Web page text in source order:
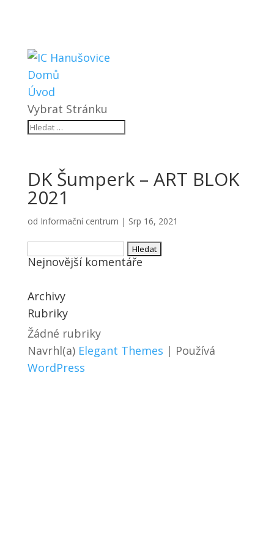
Domů
Úvod
Vybrat Stránku
DK Šumperk – ART BLOK
2021
od Informační centrum | Srp 16, 2021
Vyhledávání
Nejnovější komentáře
Archivy
Rubriky
Žádné rubriky
Navrhl(a) Elegant Themes | Používá
WordPress